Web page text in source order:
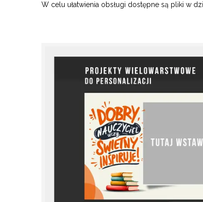
W celu ułatwienia obsługi dostępne są pliki w